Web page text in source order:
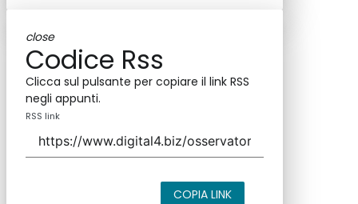
close
Codice Rss
Clicca sul pulsante per copiare il link RSS
negli appunti.
RSS link
COPIA LINK